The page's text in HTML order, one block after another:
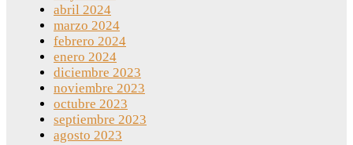
abril 2024
marzo 2024
febrero 2024
enero 2024
diciembre 2023
noviembre 2023
octubre 2023
septiembre 2023
agosto 2023